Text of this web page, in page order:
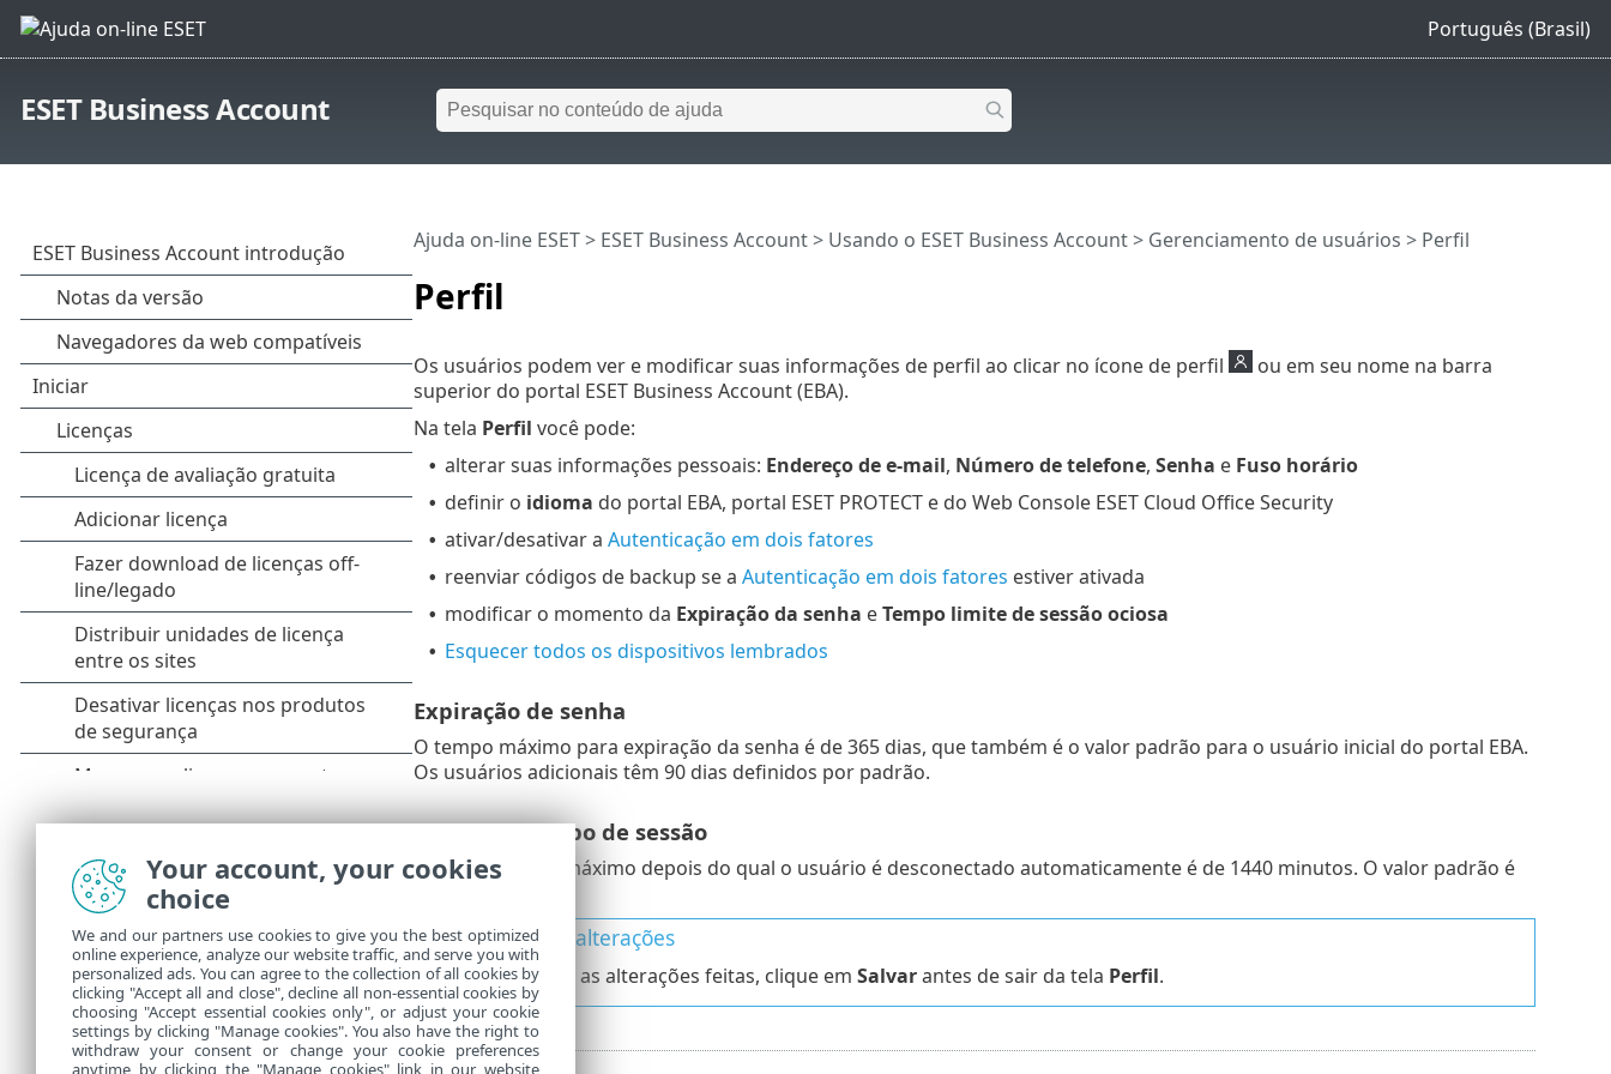
Português (Brasil)
ESET Business Account
Perfil
Ajuda on-line ESET> ESET Business Account> Usando o ESET Business Account> Gerenciamento de usuários > Perfil
Os usuários podem ver e modificar suas informações de perfil ao clicar no ícone de perfil
ou em seu nome na barra
superior do portal ESET Business Account (EBA).
Na tela Perfil você pode:
• alterar suas informações pessoais: Endereço de e-mail, Número de telefone, Senha e Fuso horário
• definir o idioma do portal EBA, portal ESET PROTECT e do Web Console ESET Cloud Office Security
• ativar/desativar a Autenticação em dois fatores
• reenviar códigos de backup se a Autenticação em dois fatores estiver ativada
• modificar o momento da Expiração da senha eTempo limite de sessão ociosa
• Esquecer todos os dispositivos lembrados
Expiração de senha
O tempo máximo para expiração da senha é de 365 dias, que também é o valor padrão para o usuário inicial do portal EBA.
Os usuários adicionais têm 90 dias definidos por padrão.
Limite de tempo de sessão
O tempo ocioso máximo depois do qual o usuário é desconectado automaticamente é de 1440 minutos. O valor padrão é
Salve suas alterações
Para aplicar as alterações feitas, clique em Salvarantes de sair da tela Perfil.
Your account, your cookies
choice
We and our partners use cookies to give you the best optimized
online experience, analyze our website traffic, and serve you with
personalized ads. You can agree to the collection of all cookies by
clicking "Accept all and close", decline all non-essential cookies by
choosing "Accept essential cookies only", or adjust your cookie
settings by clicking "Manage cookies". You also have the right to
withdraw your consent or change your cookie preferences
anytime by clicking the "Manage cookies" link in our website